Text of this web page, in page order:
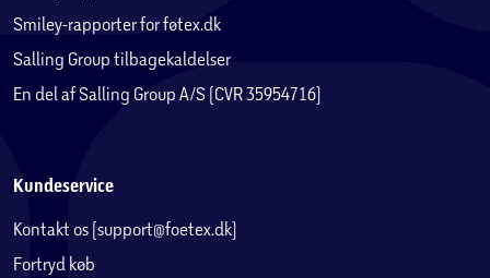
Smiley-rapporter for føtex.dk
Salling Group tilbagekaldelser
En del af Salling Group A/S (CVR 35954716)
Kundeservice
Kontakt os (support@foetex.dk)
Fortryd køb